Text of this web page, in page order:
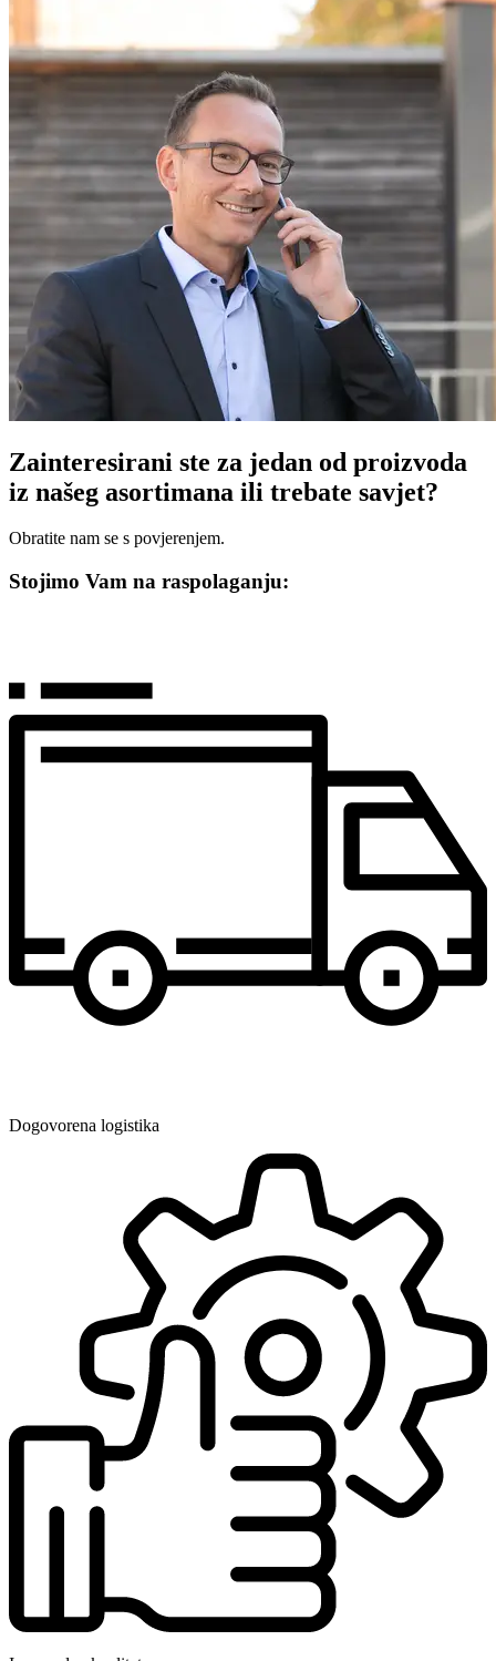
Zainteresirani ste za jedan od proizvoda
iz našeg asortimana ili trebate savjet?
Obratite nam se s povjerenjem.
Stojimo Vam na raspolaganju:
Dogovorena logistika